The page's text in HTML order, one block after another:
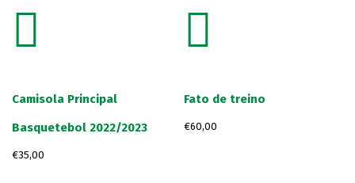
Camisola Principal
Basquetebol 2022/2023
€35,00
Fato de treino
€60,00